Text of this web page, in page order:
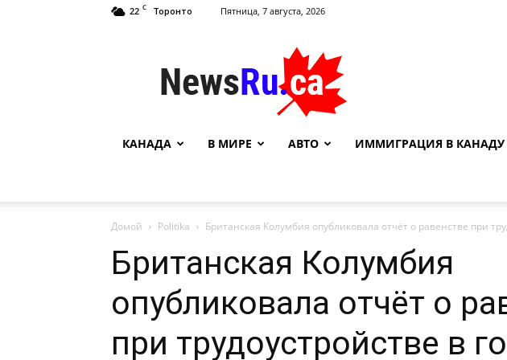
22 C Торонто Пятница, 7 августа, 2026
NewsRu.Ca
КАНАДА В МИРЕ АВТО ИММИГРАЦИЯ В КАНАДУ
Домой Politika Британская Колумбия опубликовала отчёт о равенстве при
Британская Колумбия
опубликовала отчёт о
при трудоустройстве в